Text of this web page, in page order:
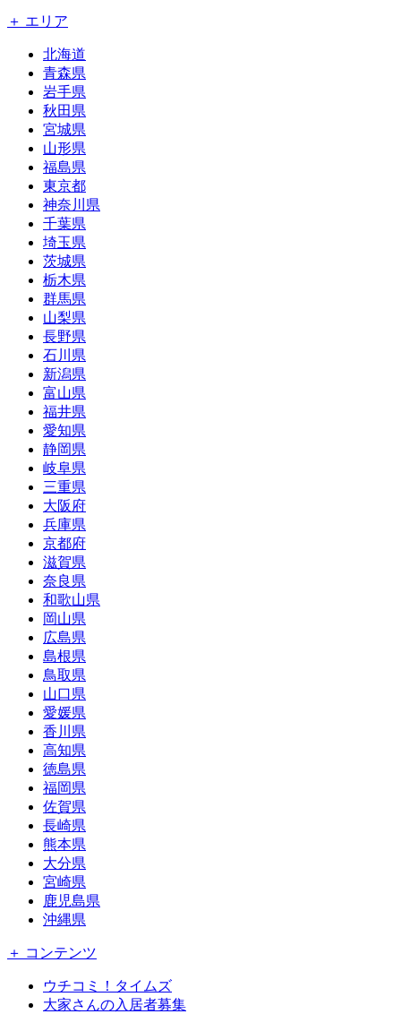
＋ エリア
北海道
青森県
岩手県
秋田県
宮城県
山形県
福島県
東京都
神奈川県
千葉県
埼玉県
茨城県
栃木県
群馬県
山梨県
長野県
石川県
新潟県
富山県
福井県
愛知県
静岡県
岐阜県
三重県
大阪府
兵庫県
京都府
滋賀県
奈良県
和歌山県
岡山県
広島県
島根県
鳥取県
山口県
愛媛県
香川県
高知県
徳島県
福岡県
佐賀県
長崎県
熊本県
大分県
宮崎県
鹿児島県
沖縄県
＋ コンテンツ
ウチコミ！タイムズ
大家さんの入居者募集